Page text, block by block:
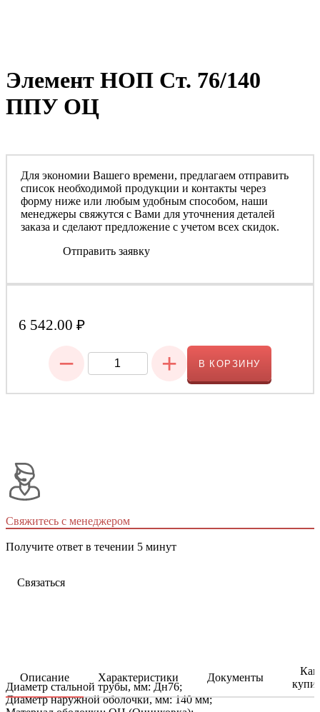
Элемент НОП Ст. 76/140
ППУ ОЦ
Для экономии Вашего времени, предлагаем отправить
список необходимой продукции и контакты через
форму ниже или любым удобным способом, наши
менеджеры свяжутся с Вами для уточнения деталей
заказа и сделают предложение с учетом всех скидок.
Отправить заявку
6 542.00 ₽
− + В КОРЗИНУ
Свяжитесь с менеджером
Получите ответ в течении 5 минут
Связаться
Описание Характеристики Документы
Как
Диаметр стальной трубы, мм: Дн76;
Диаметр наружной оболочки, мм: 140 мм;